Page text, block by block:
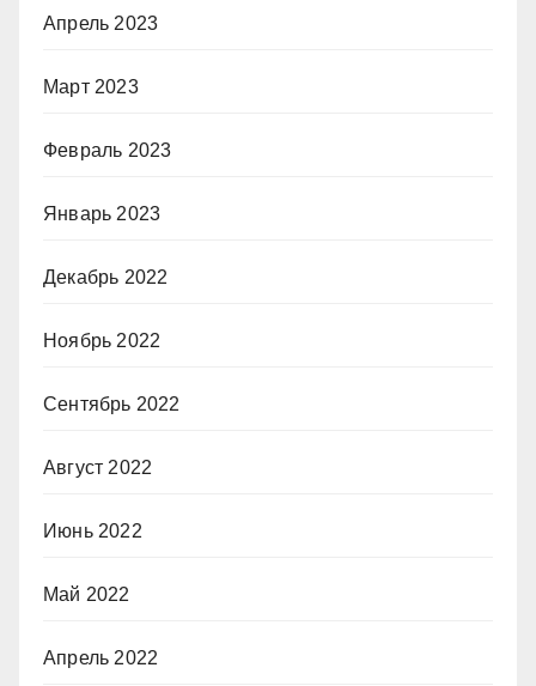
Апрель 2023
Март 2023
Февраль 2023
Январь 2023
Декабрь 2022
Ноябрь 2022
Сентябрь 2022
Август 2022
Июнь 2022
Май 2022
Апрель 2022